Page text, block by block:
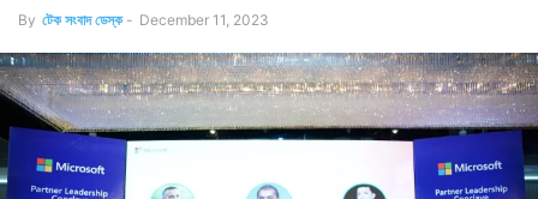
By টেক সংবাদ ডেস্ক - December 11, 2023